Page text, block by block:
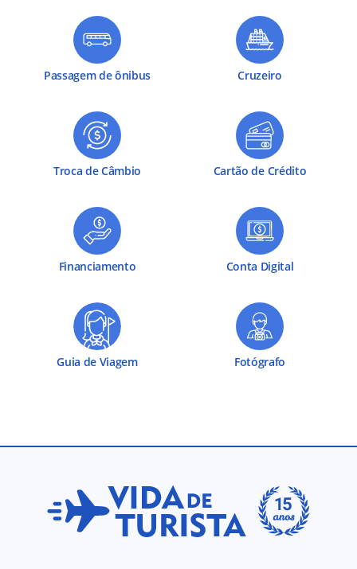
Passagem de ônibus Cruzeiro
Troca de Câmbio Cartão de Crédito
Financiamento Conta Digital
Guia de Viagem Fotógrafo